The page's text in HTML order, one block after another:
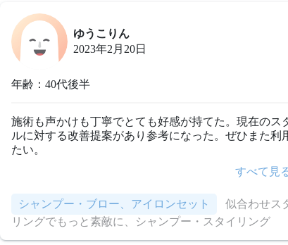
ゆうこりん
2023年2月20日
年齢：40代後半
施術も声かけも丁寧でとても好感が持てた。現在のス
ルに対する改善提案があり参考になった。ぜひまた利
たい。
すべて見
シャンプー・ブロー、アイロンセット
リングでもっと素敵に、シャンプー・スタイリング